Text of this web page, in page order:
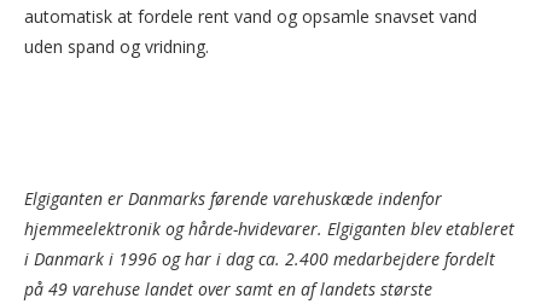
automatisk at fordele rent vand og opsamle snavset vand
uden spand og vridning.
Elgiganten er Danmarks førende varehuskæde indenfor
hjemmeelektronik og hårde-hvidevarer. Elgiganten blev etableret
i Danmark i 1996 og har i dag ca. 2.400 medarbejdere fordelt
på 49 varehuse landet over samt en af landets største